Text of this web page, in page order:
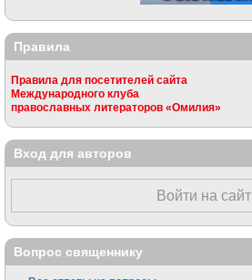
Правила
Правила для посетителей сайта
Международного клуба
православных литераторов «Омилия»
Вход для авторов
Войти на сайт
Вопрос священнику